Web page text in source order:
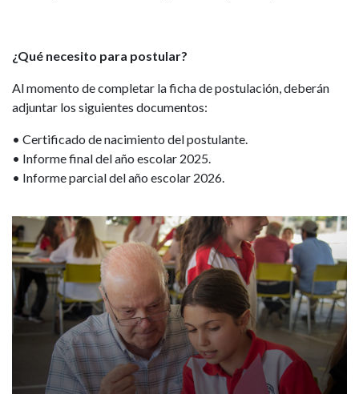
¿Qué necesito para postular?
Al momento de completar la ficha de postulación, deberán
adjuntar los siguientes documentos:
• Certificado de nacimiento del postulante.
• Informe final del año escolar 2025.
• Informe parcial del año escolar 2026.